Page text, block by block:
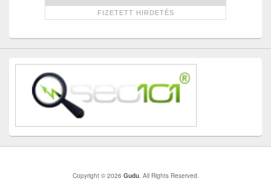
Copyright © 2026 Gudu. All Rights Reserved.